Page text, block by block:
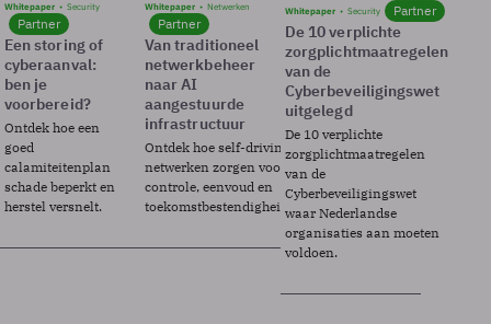
Whitepaper Security
Partner
Een storing of
cyberaanval:
ben je
voorbereid?
Ontdek hoe een
goed
calamiteitenplan
schade beperkt en
herstel versnelt.
Whitepaper Netwerken
Partner
Van traditioneel
netwerkbeheer
naar AI
aangestuurde
infrastructuur
Ontdek hoe self-driving
netwerken zorgen voor
controle, eenvoud en
toekomstbestendigheid.
Whitepaper Security Partner
De 10 verplichte
zorgplichtmaatregelen
van de
Cyberbeveiligingswet
uitgelegd
De 10 verplichte
zorgplichtmaatregelen
van de
Cyberbeveiligingswet
waar Nederlandse
organisaties aan moeten
voldoen.